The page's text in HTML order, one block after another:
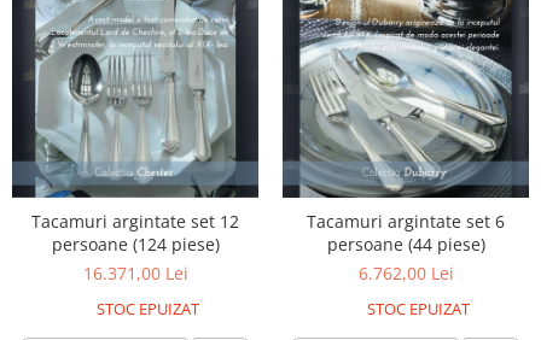
Tacamuri argintate set 12
persoane (124 piese)
16.371,00 Lei
STOC EPUIZAT
Tacamuri argintate set 6
persoane (44 piese)
6.762,00 Lei
STOC EPUIZAT